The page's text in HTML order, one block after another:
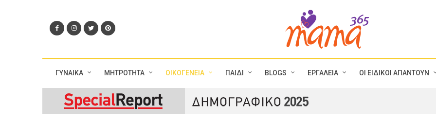
ΓΥΝΑΙΚΑ ΜΗΤΡΟΤΗΤΑ ΟΙΚΟΓΕΝΕΙΑ ΠΑΙΔΙ BLOGS ΕΡΓΑΛΕΙΑ ΟΙ ΕΙΔΙΚΟΙ ΑΠΑΝΤΟΥΝ